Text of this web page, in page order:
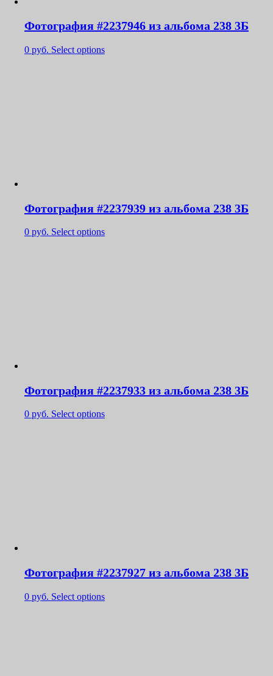
Фотография #2237946 из альбома 238 3Б
0 руб. Select options
Фотография #2237939 из альбома 238 3Б
0 руб. Select options
Фотография #2237933 из альбома 238 3Б
0 руб. Select options
Фотография #2237927 из альбома 238 3Б
0 руб. Select options